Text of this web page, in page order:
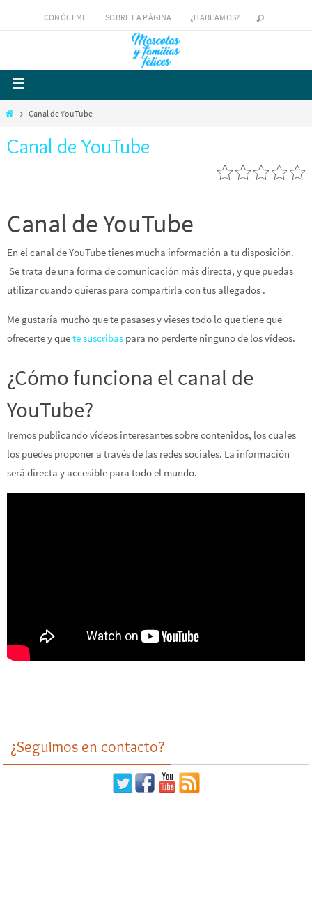
CONÓCEME SOBRE LA PÁGINA ¿HABLAMOS?
Canal de YouTube
Canal de YouTube
Canal de YouTube
En el canal de YouTube tienes mucha información a tu disposición.
Se trata de una forma de comunicación más directa, y que puedas
utilizar cuando quieras para compartirla con tus allegados .
Me gustaría mucho que te pasases y vieses todo lo que tiene que
ofrecerte y quete suscribas para no perderte ninguno de los vídeos.
¿Cómo funciona el canal de
YouTube?
Iremos publicando vídeos interesantes sobre contenidos, los cuales
los puedes proponer a través de las redes sociales. La información
será directa y accesible para todo el mundo.
¿Seguimos en contacto?